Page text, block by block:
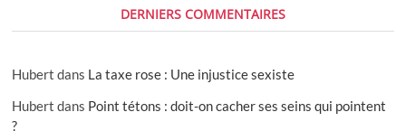
DERNIERS COMMENTAIRES
Hubert dans La taxe rose : Une injustice sexiste
Hubert dans Point tétons : doit-on cacher ses seins qui pointent
?